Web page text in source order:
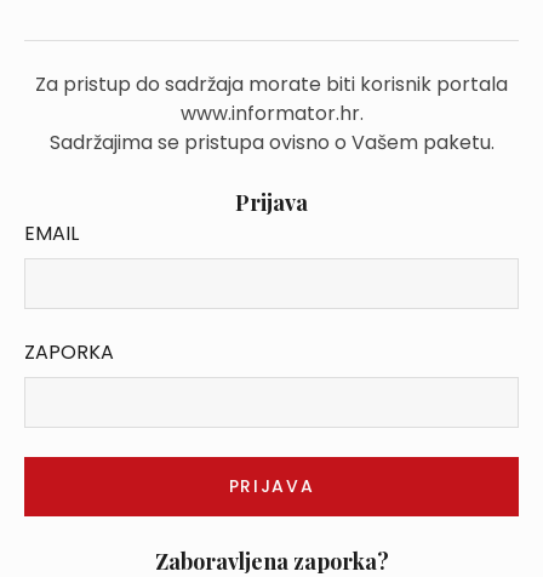
Za pristup do sadržaja morate biti korisnik portala
www.informator.hr.
Sadržajima se pristupa ovisno o Vašem paketu.
Prijava
EMAIL
ZAPORKA
Zaboravljena zaporka?